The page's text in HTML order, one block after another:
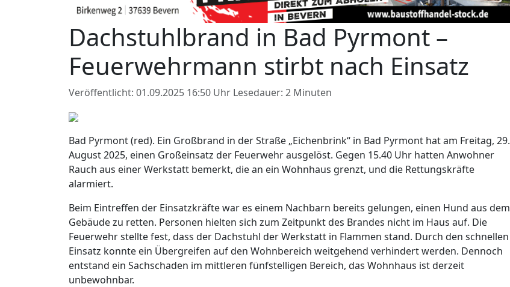
Dachstuhlbrand in Bad Pyrmont –
Feuerwehrmann stirbt nach Einsatz
Veröffentlicht: 01.09.2025 16:50 Uhr Lesedauer: 2 Minuten
Bad Pyrmont (red). Ein Großbrand in der Straße „Eichenbrink“ in Bad Pyrmont hat am Freitag, 29.
August 2025, einen Großeinsatz der Feuerwehr ausgelöst. Gegen 15.40 Uhr hatten Anwohner
Rauch aus einer Werkstatt bemerkt, die an ein Wohnhaus grenzt, und die Rettungskräfte
alarmiert.
Beim Eintreffen der Einsatzkräfte war es einem Nachbarn bereits gelungen, einen Hund aus dem
Gebäude zu retten. Personen hielten sich zum Zeitpunkt des Brandes nicht im Haus auf. Die
Feuerwehr stellte fest, dass der Dachstuhl der Werkstatt in Flammen stand. Durch den schnellen
Einsatz konnte ein Übergreifen auf den Wohnbereich weitgehend verhindert werden. Dennoch
entstand ein Sachschaden im mittleren fünfstelligen Bereich, das Wohnhaus ist derzeit
unbewohnbar.